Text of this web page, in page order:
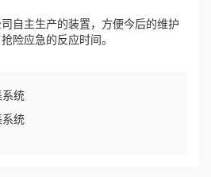
主生产的装置，方便今后的维护
险应急的反应时间。
统
统